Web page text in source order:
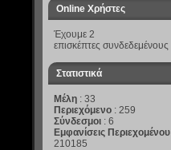
Online Χρήστες
Έχουμε 2
επισκέπτες συνδεδεμένους
Στατιστικά
Μέλη : 33
Περιεχόμενο : 259
Σύνδεσμοι : 6
Εμφανίσεις Περιεχομένου
210185